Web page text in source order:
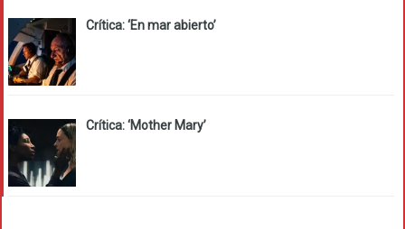
Crítica: ‘En mar abierto’
Crítica: ‘Mother Mary’